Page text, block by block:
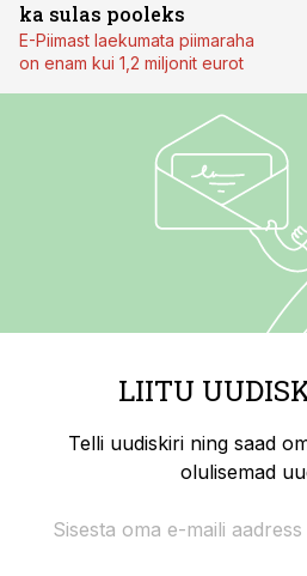
ka sulas pooleks
E-Piimast laekumata piimaraha
on enam kui 1,2 miljonit eurot
LIITU
Telli uudiskiri ning saad
olulisemad